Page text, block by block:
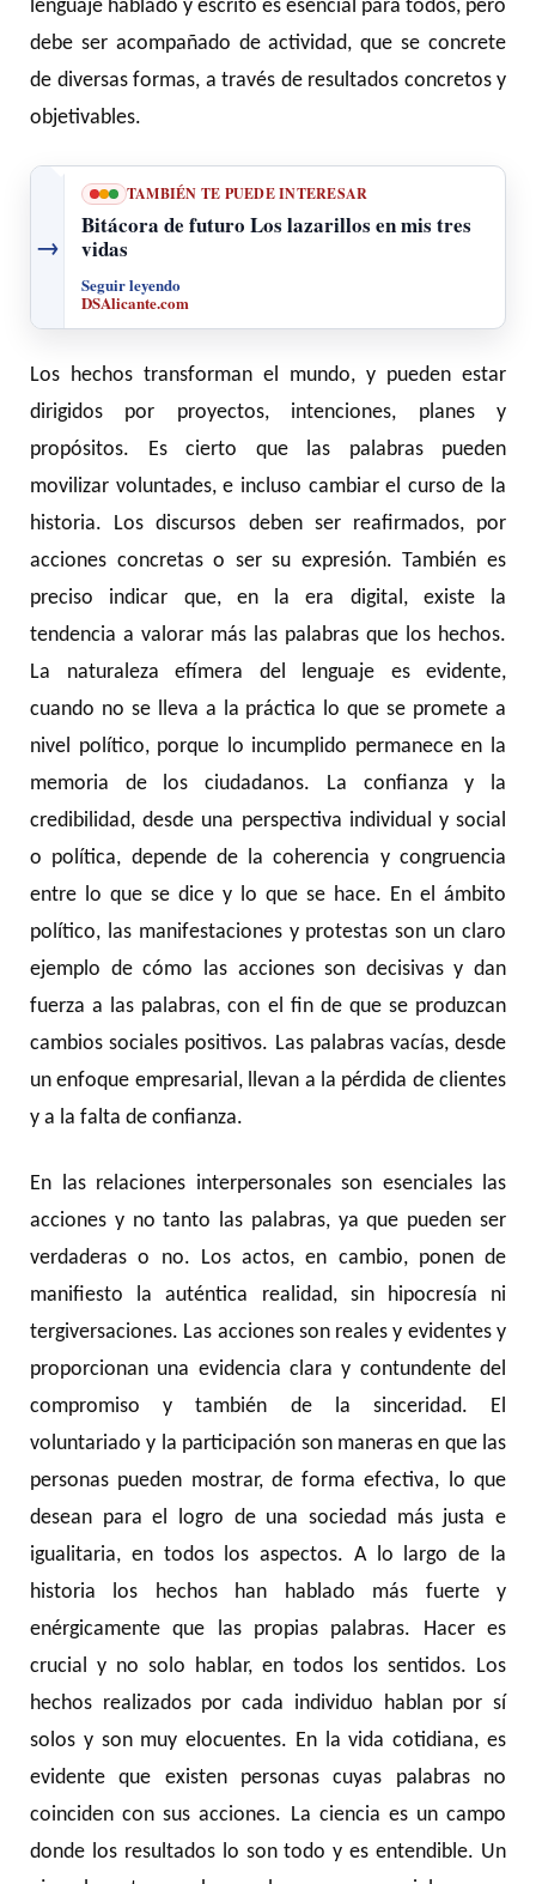
lenguaje hablado y escrito es esencial para todos, pero
debe ser acompañado de actividad, que se concrete
de diversas formas, a través de resultados concretos y
objetivables.
→
TAMBIÉN TE PUEDE INTERESAR
Bitácora de futuro Los lazarillos en mis tres
vidas
Seguir leyendo
DSAlicante.com
Los hechos transforman el mundo, y pueden estar
dirigidos por proyectos, intenciones, planes y
propósitos. Es cierto que las palabras pueden
movilizar voluntades, e incluso cambiar el curso de la
historia. Los discursos deben ser reafirmados, por
acciones concretas o ser su expresión. También es
preciso indicar que, en la era digital, existe la
tendencia a valorar más las palabras que los hechos.
La naturaleza efímera del lenguaje es evidente,
cuando no se lleva a la práctica lo que se promete a
nivel político, porque lo incumplido permanece en la
memoria de los ciudadanos. La confianza y la
credibilidad, desde una perspectiva individual y social
o política, depende de la coherencia y congruencia
entre lo que se dice y lo que se hace. En el ámbito
político, las manifestaciones y protestas son un claro
ejemplo de cómo las acciones son decisivas y dan
fuerza a las palabras, con el fin de que se produzcan
cambios sociales positivos. Las palabras vacías, desde
un enfoque empresarial, llevan a la pérdida de clientes
y a la falta de confianza.
En las relaciones interpersonales son esenciales las
acciones y no tanto las palabras, ya que pueden ser
verdaderas o no. Los actos, en cambio, ponen de
manifiesto la auténtica realidad, sin hipocresía ni
tergiversaciones. Las acciones son reales y evidentes y
proporcionan una evidencia clara y contundente del
compromiso y también de la sinceridad. El
voluntariado y la participación son maneras en que las
personas pueden mostrar, de forma efectiva, lo que
desean para el logro de una sociedad más justa e
igualitaria, en todos los aspectos. A lo largo de la
historia los hechos han hablado más fuerte y
enérgicamente que las propias palabras. Hacer es
crucial y no solo hablar, en todos los sentidos. Los
hechos realizados por cada individuo hablan por sí
solos y son muy elocuentes. En la vida cotidiana, es
evidente que existen personas cuyas palabras no
coinciden con sus acciones. La ciencia es un campo
donde los resultados lo son todo y es entendible. Un